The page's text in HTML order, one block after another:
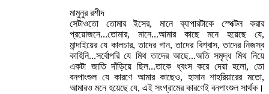
মামুনুর রশীদ
সেটাওতো তোমার ইসের, মানে ব্যাপারটাকে স্পেক্টল করার
প্রয়োজনে...তোমার, মানে...আমার কাছে মনে হয়েছে যে,
মান্দাইয়ের যে কালচার, তাদের গান, তাদের বিশ্বাস, তাদের নিজস্ব
কাহিনি...সর্বোপরি যে মিথ তাদের আছে...অতি সমৃদ্ধ মিথ নিয়ে
একটা জাতি দাঁড়িয়ে ছিল...তাকে ধ্বংস করে দেয়া হলো, তো
বনপাংশুল যে কারণে আমার কাছেও, হাসান শাহরিয়ারের মতো,
আমারও মনে হয়েছে যে, এই সংগ্রামের কারণেই বনপাংশুল সার্থক।